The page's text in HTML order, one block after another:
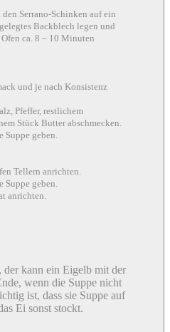
Serrano-Schinken auf ein
Backblech legen und
ca. 8 – 10 Minuten
und je nach Konsistenz
Pfeffer, restlichem
Stück Butter abschmecken.
Suppe geben.
Tellern anrichten.
Suppe geben.
anrichten.
der kann ein Eigelb mit der
wenn die Suppe nicht
ist, dass sie Suppe auf
Ei sonst stockt.